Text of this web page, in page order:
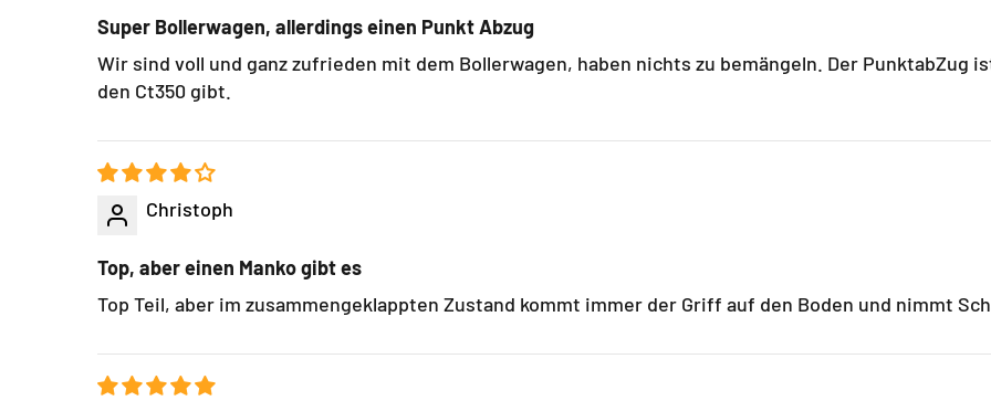
Super Bollerwagen, allerdings einen Punkt Abzug
Wir sind voll und ganz zufrieden mit dem Bollerwagen, haben nichts zu bemängeln. Der PunktabZug
den Ct350 gibt.
Christoph
Top, aber einen Manko gibt es
Top Teil, aber im zusammengeklappten Zustand kommt immer der Griff auf den Boden und nimmt